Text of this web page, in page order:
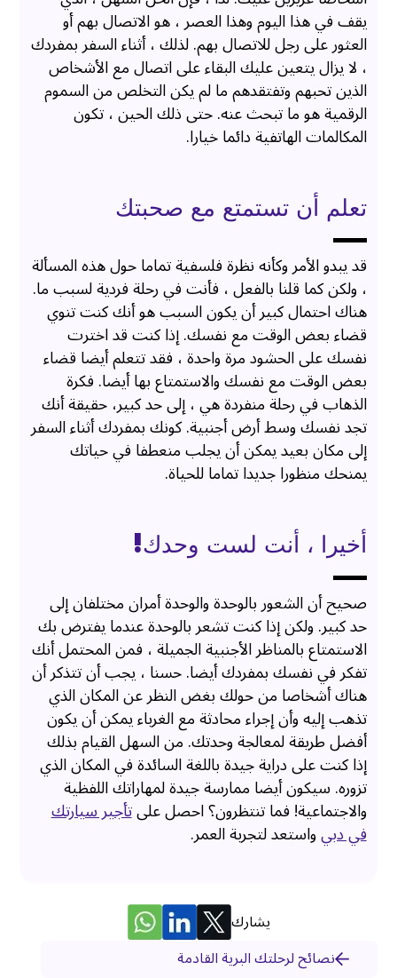
يقف في هذا اليوم وهذا العصر ، هو الاتصال بهم أو
العثور على رجل للاتصال بهم. لذلك ، أثناء السفر بمفردك
، لا يزال يتعين عليك البقاء على اتصال مع الأشخاص
الذين تحبهم وتفتقدهم ما لم يكن التخلص من السموم
الرقمية هو ما تبحث عنه. حتى ذلك الحين ، تكون
المكالمات الهاتفية دائما خيارا.
تعلم أن تستمتع مع صحبتك
قد يبدو الأمر وكأنه نظرة فلسفية تماما حول هذه المسألة
، ولكن كما قلنا بالفعل ، فأنت في رحلة فردية لسبب ما.
هناك احتمال كبير أن يكون السبب هو أنك كنت تنوي
قضاء بعض الوقت مع نفسك. إذا كنت قد اخترت
نفسك على الحشود مرة واحدة ، فقد تتعلم أيضا قضاء
بعض الوقت مع نفسك والاستمتاع بها أيضا. فكرة
الذهاب في رحلة منفردة هي ، إلى حد كبير، حقيقة أنك
تجد نفسك وسط أرض أجنبية. كونك بمفردك أثناء السفر
إلى مكان بعيد يمكن أن يجلب منعطفا في حياتك
يمنحك منظورا جديدا تماما للحياة.
أخيرا ، أنت لست وحدك!
صحيح أن الشعور بالوحدة والوحدة أمران مختلفان إلى
حد كبير. ولكن إذا كنت تشعر بالوحدة عندما يفترض بك
الاستمتاع بالمناظر الأجنبية الجميلة ، فمن المحتمل أنك
تفكر في نفسك بمفردك أيضا. حسنا ، يجب أن تتذكر أن
هناك أشخاصا من حولك بغض النظر عن المكان الذي
تذهب إليه وأن إجراء محادثة مع الغرباء يمكن أن يكون
أفضل طريقة لمعالجة وحدتك. من السهل القيام بذلك
إذا كنت على دراية جيدة باللغة السائدة في المكان الذي
تزوره. سيكون أيضا ممارسة جيدة لمهاراتك اللفظية
والاجتماعية! فما تنتظرون؟ احصل علىتأجير سيارتك
في دبيواستعد لتجربة العمر.
يشارك
نصائح لرحلتك البرية القادمة